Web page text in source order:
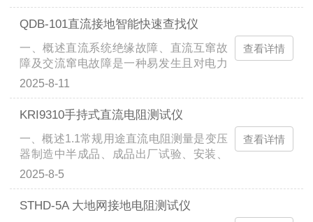
这些故障的原因和解决方法，可以帮助用
户更好地使用和维护设备。一、仪器显示
问题无显示或显示异常：这可能是由于电
池电量不足、对比度设置不当或显示屏故
障引起的。解决方法是检查电池电量，调
无法识别：可能是由于脉冲幅度或脉冲宽
关设置，确保仪器能够正确采样和显示波
形。二、测量不...
QDB-101直流接地智能快速查找仪
一、概述直流系统绝缘故障、直流互窜故
障及交流窜电故障是一种易发生且对电力
系统危害性较大的故障，危害电力系统正
员快速准确地找出直流故障，我公司通过
多年努力，总结大量现场经验，开发出了
直流接地故障查找仪。直流接地故障查找
仪采用高精度电流钳表，利用故障回路中
的直流电流差值进行故障查找与定位，将
快速FFT变换技术引入到直流故障查找设
备中，可以检测出各电压等级（24V，
2025-8-11
查看详情
KRI9310手持式直流电阻测试仪
一、概述1.1常规用途直流电阻测量是变压
器制造中半成品、成品出厂试验、安装、
交接试验及电力部门预防性试验的必测项
接、连接部位松动、缺股、断线等制造缺
陷和运行后存在的隐患。为了满足变压器
2025-8-5
查看详情
STHD-5A 大地网接地电阻测试仪